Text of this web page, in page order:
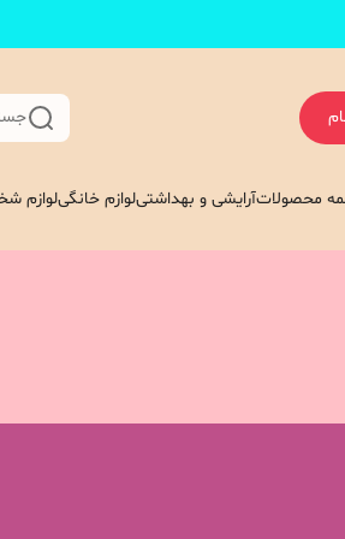
محصولاتآرایشی و بهداشتیلوازم خانگیلوازم